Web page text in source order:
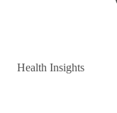
Health Insights